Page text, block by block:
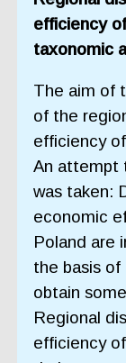
efficiency
taxonomic
The aim of
of the
efficiency
An attempt
was taken:
economic
Poland are
the basis of
obtain
Regional
efficiency